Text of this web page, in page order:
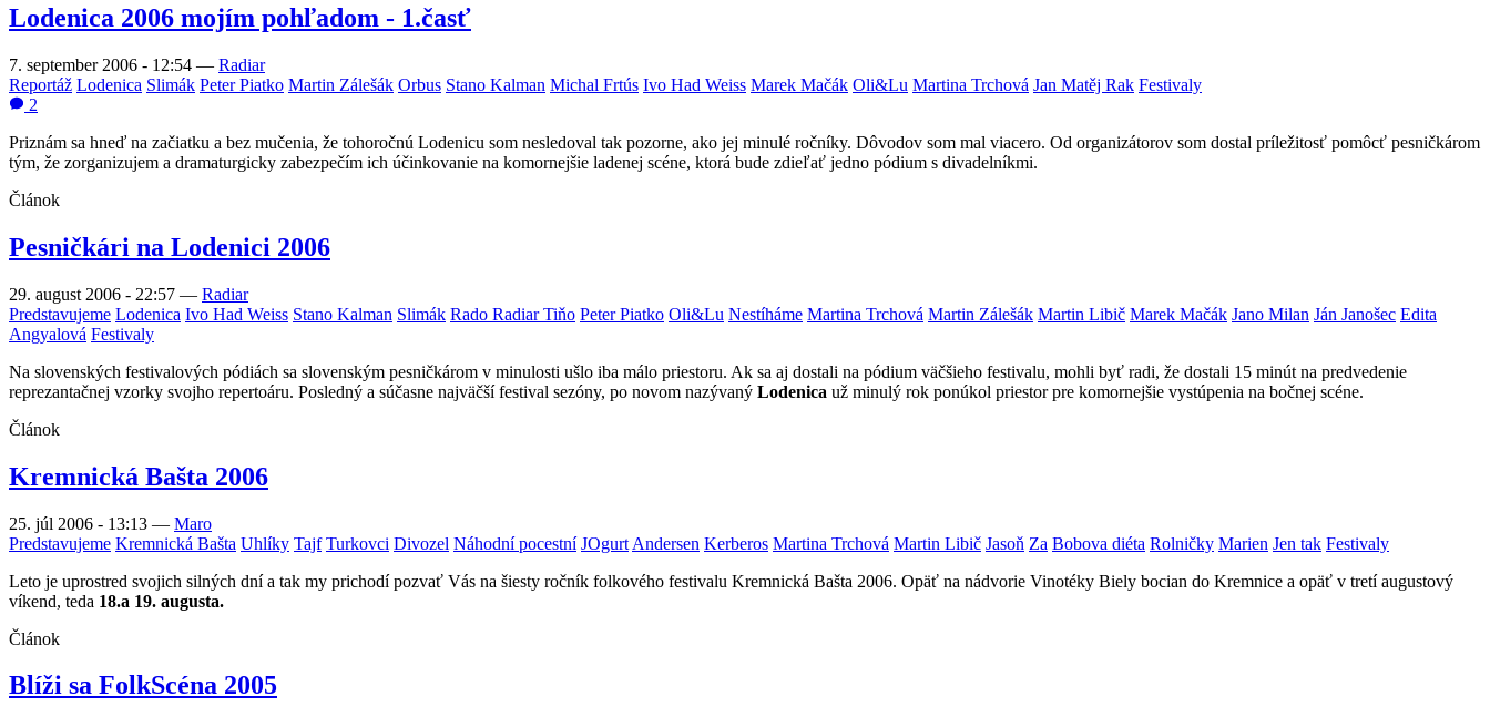
Lodenica 2006 mojím pohľadom - 1.časť
7. september 2006 - 12:54 — Radiar
Reportáž Lodenica Slimák Peter Piatko Martin Zálešák Orbus Stano Kalman Michal Frtús Ivo Had Weiss Marek Mačák Oli&Lu Martina Trchová Jan Matěj Rak Festivaly
2
Priznám sa hneď na začiatku a bez mučenia, že tohoročnú Lodenicu som nesledoval tak pozorne, ako jej minulé ročníky. Dôvodov som mal viacero. Od organizátorov som dostal príležitosť pomôcť pesničkárom
tým, že zorganizujem a dramaturgicky zabezpečím ich účinkovanie na komornejšie ladenej scéne, ktorá bude zdieľať jedno pódium s divadelníkmi.
Článok
Pesničkári na Lodenici 2006
29. august 2006 - 22:57 — Radiar
Predstavujeme Lodenica Ivo Had Weiss Stano Kalman Slimák Rado Radiar Tiňo Peter Piatko Oli&Lu Nestíháme Martina Trchová Martin Zálešák Martin Libič Marek Mačák Jano Milan Ján Janošec Edita
Angyalová Festivaly
Na slovenských festivalových pódiách sa slovenským pesničkárom v minulosti ušlo iba málo priestoru. Ak sa aj dostali na pódium väčšieho festivalu, mohli byť radi, že dostali 15 minút na predvedenie
reprezantačnej vzorky svojho repertoáru. Posledný a súčasne najväčší festival sezóny, po novom nazývaný Lodenica už minulý rok ponúkol priestor pre komornejšie vystúpenia na bočnej scéne.
Článok
Kremnická Bašta 2006
25. júl 2006 - 13:13 — Maro
Predstavujeme Kremnická Bašta Uhlíky Tajf Turkovci Divozel Náhodní pocestní JOgurt Andersen Kerberos Martina Trchová Martin Libič Jasoň Za Bobova diéta Rolničky Marien Jen tak Festivaly
Leto je uprostred svojich silných dní a tak my prichodí pozvať Vás na šiesty ročník folkového festivalu Kremnická Bašta 2006. Opäť na nádvorie Vinotéky Biely bocian do Kremnice a opäť v tretí augustový
víkend, teda 18.a 19. augusta.
Článok
Blíži sa FolkScéna 2005